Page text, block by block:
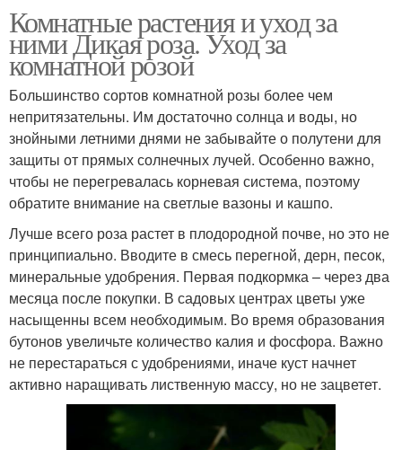
Комнатные растения и уход за
ними Дикая роза. Уход за
комнатной розой
Большинство сортов комнатной розы более чем
непритязательны. Им достаточно солнца и воды, но
знойными летними днями не забывайте о полутени для
защиты от прямых солнечных лучей. Особенно важно,
чтобы не перегревалась корневая система, поэтому
обратите внимание на светлые вазоны и кашпо.
Лучше всего роза растет в плодородной почве, но это не
принципиально. Вводите в смесь перегной, дерн, песок,
минеральные удобрения. Первая подкормка – через два
месяца после покупки. В садовых центрах цветы уже
насыщенны всем необходимым. Во время образования
бутонов увеличьте количество калия и фосфора. Важно
не перестараться с удобрениями, иначе куст начнет
активно наращивать лиственную массу, но не зацветет.